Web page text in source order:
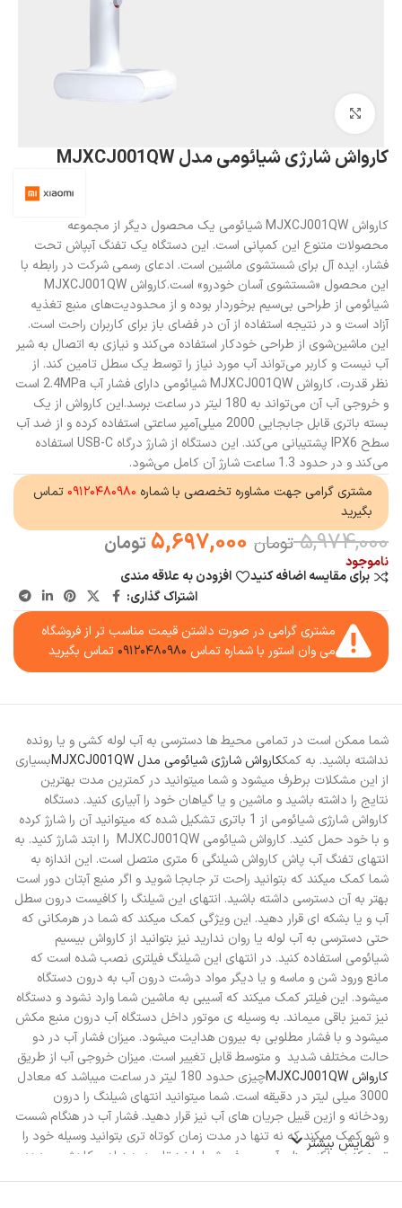
بزرگنمایی تصویر
کارواش شارژی شیائومی مدل MJXCJ001QW
کارواش MJXCJ001QW شیائومی یک محصول دیگر از مجموعه
محصولات متنوع این کمپانی است. این دستگاه یک تفنگ آبپاش تحت
فشار، ایده آل برای شستشوی ماشین است. ادعای رسمی شرکت در رابطه با
این محصول «شستشوی آسان خودرو» است.کارواش MJXCJ001QW
شیائومی از طراحی بی‌سیم برخوردار بوده و از محدودیت‌های منبع تغذیه
آزاد است و در نتیجه استفاده از آن در فضای باز برای کاربران راحت است.
این ماشین‌شوی از طراحی خودکار استفاده می‌کند و نیازی به اتصال به شیر
آب نیست و کاربر می‌تواند آب مورد نیاز را توسط یک سطل تامین کند. از
نظر قدرت، کارواش MJXCJ001QW شیائومی دارای فشار آب 2.4MPa است
و خروجی آب آن می‌تواند به 180 لیتر در ساعت برسد.این کارواش از یک
بسته باتری قابل جابجایی 2000 میلی‌آمپر ساعتی استفاده کرده و از ضد آب
سطح IPX6 پشتیبانی می‌کند. این دستگاه از شارژ درگاه USB-C استفاده
می‌کند و در حدود 1.3 ساعت شارژ آن کامل می‌شود.
مشتری گرامی جهت مشاوره تخصصی با شماره ۰۹۱۲۰۴۸۰۹۸۰ تماس
بگیرید
5,974,000 تومان 5,697,000 تومان
ناموجود
برای مقایسه اضافه کنید
افزودن به علاقه مندی
اشتراک گذاری:
مشتری گرامی در صورت داشتن قیمت مناسب تر از فروشگاه
می وان استور با شماره تماس ۰۹۱۲۰۴۸۰۹۸۰ تماس بگیرید
شما ممکن است در تمامی محیط ها دسترسی به آب لوله کشی و یا رونده
نداشته باشید. به کمککارواش شارژی شیائومی مدل MJXCJ001QW
بسیاری
از این مشکلات برطرف میشود و شما میتوانید در کمترین مدت بهترین
نتایج را داشته باشید و ماشین و یا گیاهان خود را آبیاری کنید. دستگاه
کارواش شارژی شیائومی از 1 باتری تشکیل شده که میتوانید آن را شارژ کرده
و با خود حمل کنید. کارواش شیائومی MJXCJ001QW را ابتد شارژ کنید. به
انتهای تفنگ آب پاش کارواش شیلنگی 6 متری متصل است. این اندازه به
شما کمک میکند که بتوانید راحت تر جابجا شوید و اگر منبع آبتان دور است
بهتر به آن دسترسی داشته باشید. انتهای این شیلنگ را کافیست درون سطل
آب و یا بشکه ای قرار دهید. این ویژگی کمک میکند که شما در هرمکانی که
حتی دسترسی به آب لوله یا روان ندارید نیز بتوانید از کارواش بیسیم
شیائومی استفاده کنید. در انتهای این شیلنگ فیلتری نصب شده است که
مانع ورود شن و ماسه و یا دیگر مواد درشت درون آب به درون دستگاه
میشود. این فیلتر کمک میکند که آسیبی به ماشین شما وارد نشود و دستگاه
نیز تمیز باقی میماند. به وسیله ی موتور داخل دستگاه آب درون منبع مکش
میشود و با فشار مطلوبی به بیرون هدایت میشود. میزان فشار آب در دو
حالت مختلف شدید و متوسط قابل تغییر است. میزان خروجی آب از طریق
کارواش MJXCJ001QW
چیزی حدود 180 لیتر در ساعت میباشد که معادل
3000 میلی لیتر در دقیقه است. شما میتوانید انتهای شیلنگ را درون
رودخانه و ازین قبیل جریان های آب نیز قرار دهید. فشار آب در هنگام شست
و شو کمک میکند که نه تنها در مدت زمان کوتاه تری بتوانید وسیله خود را
تمیز کنید، بلکه میزان آب مصرفی شما را نیز تا حدود زیادی کاهش میدهد.
علاوه بر آن فشار آب میتواند لکه های سرسخت تری را راحت تر از بین ببرد.
نمایش بیشتر